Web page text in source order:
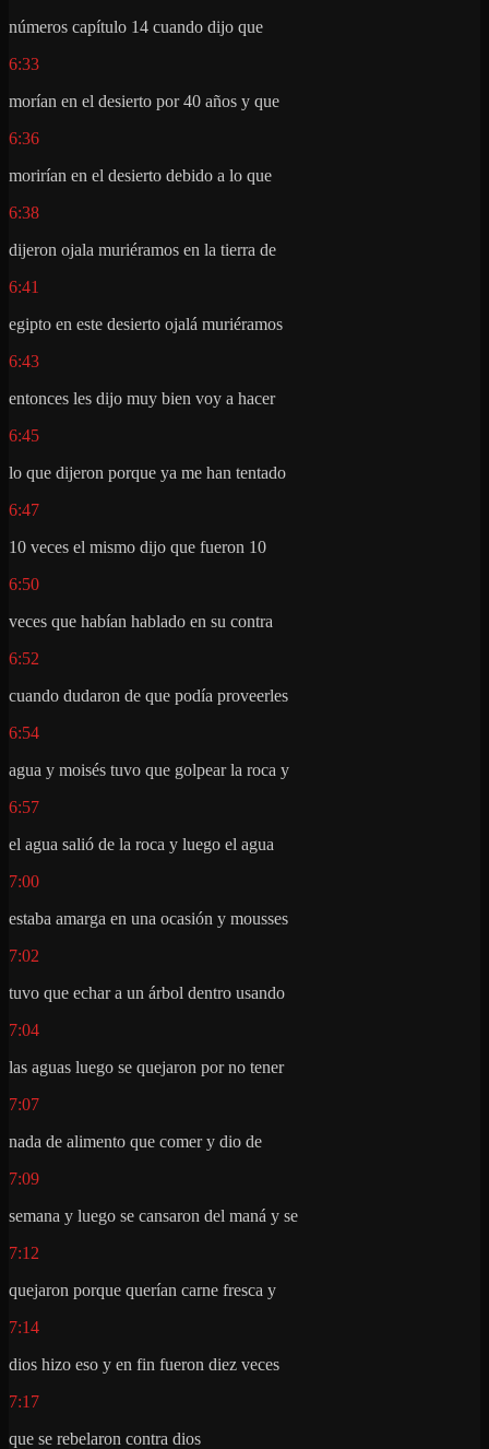
números capítulo 14 cuando dijo que
6:33
morían en el desierto por 40 años y que
6:36
morirían en el desierto debido a lo que
6:38
dijeron ojala muriéramos en la tierra de
6:41
egipto en este desierto ojalá muriéramos
6:43
entonces les dijo muy bien voy a hacer
6:45
lo que dijeron porque ya me han tentado
6:47
10 veces el mismo dijo que fueron 10
6:50
veces que habían hablado en su contra
6:52
cuando dudaron de que podía proveerles
6:54
agua y moisés tuvo que golpear la roca y
6:57
el agua salió de la roca y luego el agua
7:00
estaba amarga en una ocasión y mousses
7:02
tuvo que echar a un árbol dentro usando
7:04
las aguas luego se quejaron por no tener
7:07
nada de alimento que comer y dio de
7:09
semana y luego se cansaron del maná y se
7:12
quejaron porque querían carne fresca y
7:14
dios hizo eso y en fin fueron diez veces
7:17
que se rebelaron contra dios